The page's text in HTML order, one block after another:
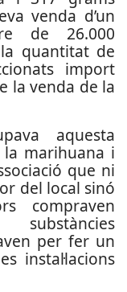
venda d’un
de 26.000
quantitat de
import
la venda de la
aquesta
marihuana i
que ni
del local sinó
compraven
per fer un
instal·lacions